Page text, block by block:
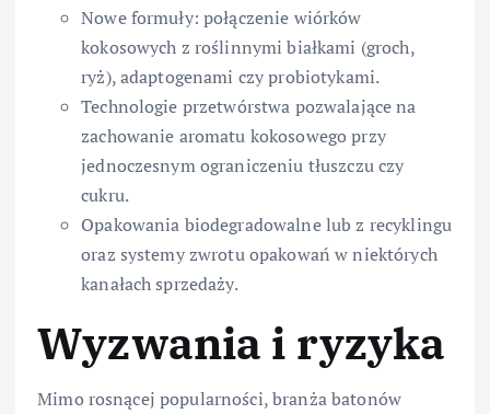
Nowe formuły: połączenie wiórków
kokosowych z roślinnymi białkami (groch,
ryż), adaptogenami czy probiotykami.
Technologie przetwórstwa pozwalające na
zachowanie aromatu kokosowego przy
jednoczesnym ograniczeniu tłuszczu czy
cukru.
Opakowania biodegradowalne lub z recyklingu
oraz systemy zwrotu opakowań w niektórych
kanałach sprzedaży.
Wyzwania i ryzyka
Mimo rosnącej popularności, branża batonów